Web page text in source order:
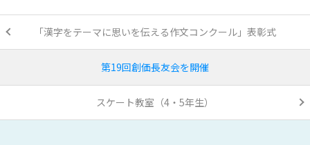
「漢字をテーマに思いを伝える作文コンクール」表彰式
第19回創価長友会を開催
スケート教室（4・5年生）